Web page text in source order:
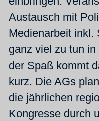
Austausch mit
Medienarbeit inkl.
ganz viel zu tun
der Spaß kommt
kurz. Die AGs
die jährlichen
Kongresse durch